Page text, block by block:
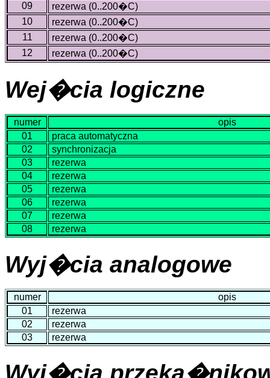
09
rezerwa (0..200�C)
10
rezerwa (0..200�C)
11
rezerwa (0..200�C)
12
rezerwa (0..200�C)
Wej�cia logiczne
numer
opis
01
praca automatyczna
02
synchronizacja
03
rezerwa
04
rezerwa
05
rezerwa
06
rezerwa
07
rezerwa
08
rezerwa
Wyj�cia analogowe
numer
opis
01
rezerwa
02
rezerwa
03
rezerwa